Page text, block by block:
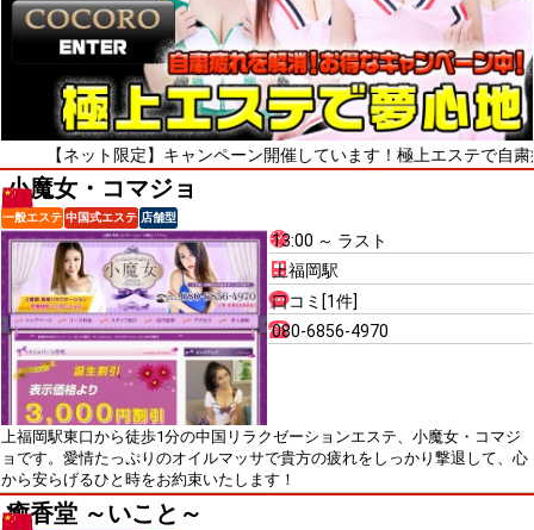
ット限定】キャンペーン開催しています！極上エステで自粛疲れを
小魔女・コマジョ
一般エステ 中国式エステ 店舗型
13:00 ～ ラスト
上福岡駅
口コミ[1件]
080-6856-4970
上福岡駅東口から徒歩1分の中国リラクゼーションエステ、小魔女・コマジ
ョです。愛情たっぷりのオイルマッサで貴方の疲れをしっかり撃退して、心
から安らげるひと時をお約束いたします！
癒香堂 ～いこと～